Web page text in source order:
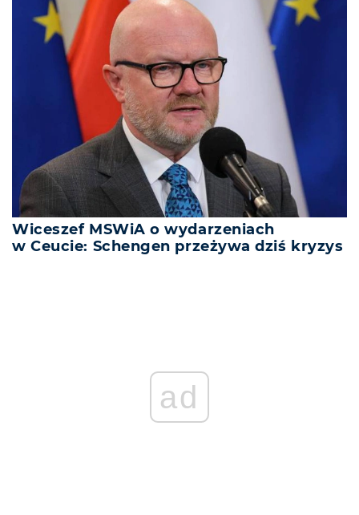
Wiceszef MSWiA o wydarzeniach
w Ceucie: Schengen przeżywa dziś kryzys
ad